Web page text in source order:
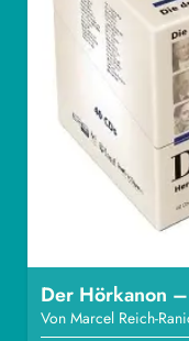
Der Hörkanon
Von Marcel Reich-